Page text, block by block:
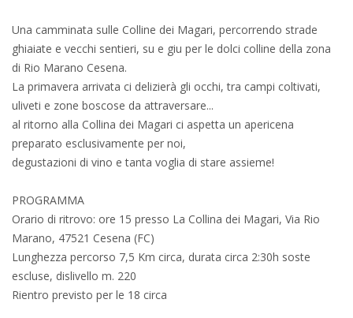
Una camminata sulle Colline dei Magari, percorrendo strade
ghiaiate e vecchi sentieri, su e giu per le dolci colline della zona
di Rio Marano Cesena.
La primavera arrivata ci delizierà gli occhi, tra campi coltivati,
uliveti e zone boscose da attraversare...
al ritorno alla Collina dei Magari ci aspetta un apericena
preparato esclusivamente per noi,
degustazioni di vino e tanta voglia di stare assieme!
PROGRAMMA
Orario di ritrovo: ore 15 presso La Collina dei Magari, Via Rio
Marano, 47521 Cesena (FC)
Lunghezza percorso 7,5 Km circa, durata circa 2:30h soste
escluse, dislivello m. 220
Rientro previsto per le 18 circa